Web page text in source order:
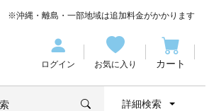
※沖縄・離島・一部地域は追加料金がかかります
ログイン お気に入り カート
詳細検索